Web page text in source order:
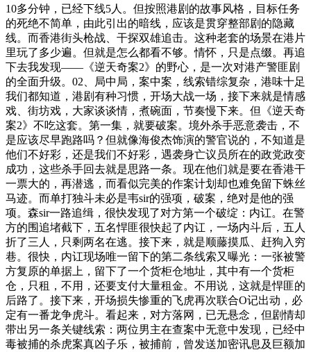
10多分钟，已经下线5人。但按照港剧的故事风格，目标任务
的死绝不简单，由此引出的暗线，应该是贯穿整部剧的隐藏
线。而香港街头枪战、干探双雄追击。这种老套的场景在港片
里玩了多少遍。但就是怎么都看不够。情怀，只是点缀。再追
下去我发现——《逆天奇案2》的野心，是一次对港产警匪剧
的全面升级。02、局中局，案中案，线索错综复杂，港味十足
我们都知道，港剧有种习惯，开场大战一场，接下来就是情感
戏、街坊戏，大家谈谈情，煮碗面，节奏慢下来。但《逆天奇
案2》不吃这套。第一集，就要破案。境外杀手恶意袭击，不
是应该尽早跑路吗？但就像海俊杰饰演的警官说的，不知道是
他们不好彩，还是我们不好彩，遇袭身亡议员所在的政党政变
成功，这些杀手回去就是思路一条。现在他们就是要在香港干
一票大的，再潜逃，而看似完美的作案计划却也难免留下蛛丝
马迹。而单打独斗未必是韦sir的强项，破案，绝对是他的强
项。森sir一路追缉，很快发现了对方第一个破绽：内讧。在警
方的围追堵截下，五名悍匪很快起了内讧，一场内斗后，五人
折了三人，只剩两名在逃。接下来，就是顺藤摸瓜、赶狗入穷
巷。很快，内讧现场唯一留下的第二条线索又曝光：一张被警
方复原的单据上，留下了一个货柜仓地址，其中有一个货柜
仓，只租，不用，还要支付大量租金。不用说，这就是悍匪的
后路了。接下来，开场损失惨重的飞虎再次联合O记出动，必
定有一番龙争虎斗。看起来，对方落网，已无悬念，但剧情却
带出另一条关键线索：两位男主在查案中无意中发现，已经中
毒被捕的杀虎案真凶子乐，被捕前，曾发送加密讯息及巨额加